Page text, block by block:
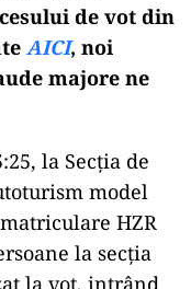
de vot din
AICI, noi
majore ne
la Secția de
model
HZR
la secția
la vot, intrând